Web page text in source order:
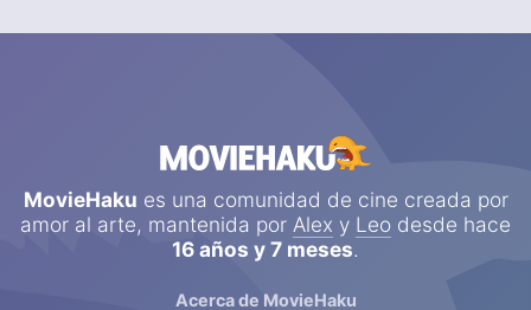
MovieHaku es una comunidad de cine creada por
amor al arte, mantenida por Alex y Leo desde hace
16 años y 7 meses.
Acerca de MovieHaku